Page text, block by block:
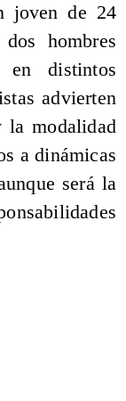
joven de 24
hombres
en distintos
advierten
la modalidad
a dinámicas
será la